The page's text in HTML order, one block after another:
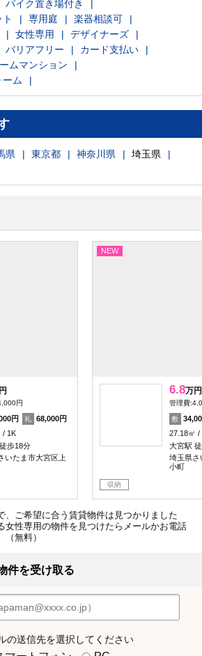
バイク置き場付き
専用庭
楽器相談可
女性専用
デザイナーズ
バリアフリー
カード支払い
ムマンション
ーム
県 東京都 神奈川県
埼玉県
円
円 礼
68,000円
1K
歩18分
いたま市大宮区上
NEW
6.8万円
管理費
敷
27.18㎡
大宮駅
埼玉県さ
小町
収納
、ご希望に合う賃貸物件は見つかりました
女性専用の物件を見つけたらメールかお電話
無料）
件を受け取る
の送信先を選択してください